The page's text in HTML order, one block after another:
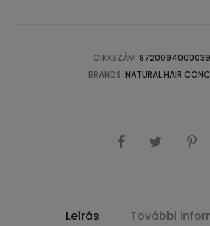
CIKKSZÁM: 8720094000039
BRANDS: NATURAL HAIR
SHARE
Leírás További